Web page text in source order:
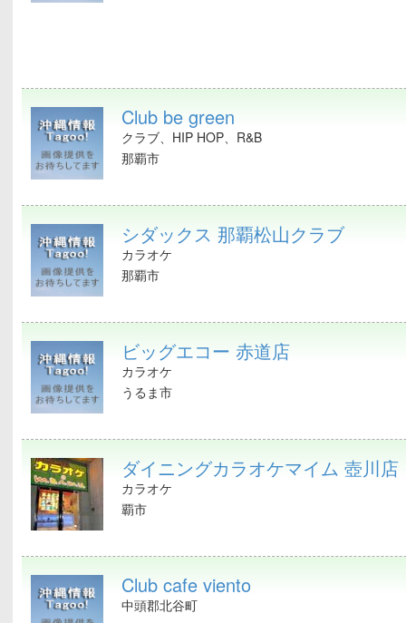
Club be green
クラブ、HIP HOP、R&B
那覇市
シダックス 那覇松山クラブ
カラオケ
那覇市
ビッグエコー 赤道店
カラオケ
うるま市
ダイニングカラオケマイム 壺川店
カラオケ
覇市
Club cafe viento
中頭郡北谷町